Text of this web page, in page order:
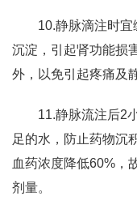
10.静脉滴注时
沉淀，引起肾功能损
外，以免引起疼痛及
11.静脉流注后2
足的水，防止药物沉
血药浓度降低60%，
剂量。